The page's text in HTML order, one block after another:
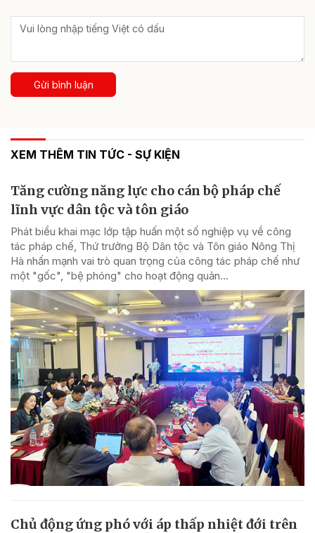
Gửi bình luận
XEM THÊM TIN TỨC - SỰ KIỆN
Tăng cường năng lực cho cán bộ pháp chế
lĩnh vực dân tộc và tôn giáo
Phát biểu khai mạc lớp tập huấn một số nghiệp vụ về công
tác pháp chế, Thứ trưởng Bộ Dân tộc và Tôn giáo Nông Thị
Hà nhấn mạnh vai trò quan trọng của công tác pháp chế như
một "gốc", "bệ phóng" cho hoạt động quản...
Chủ động ứng phó với áp thấp nhiệt đới trên